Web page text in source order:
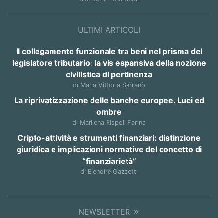
ULTIMI ARTICOLI
Il collegamento funzionale tra beni nel prisma del
legislatore tributario: la vis espansiva della nozione
civilistica di pertinenza
di Maria Vittoria Serranò
La riprivatizzazione delle banche europee. Luci ed
ombre
di Marilena Rispoli Farina
Cripto-attività e strumenti finanziari: distinzione
giuridica e implicazioni normative del concetto di
“finanziarietà”
di Elenoire Gazzetti
NEWSLETTER